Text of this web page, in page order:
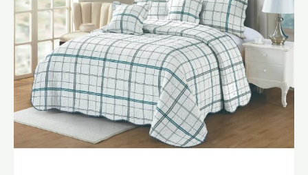
Las
opciones
se
pueden
elegir
en
la
página
de